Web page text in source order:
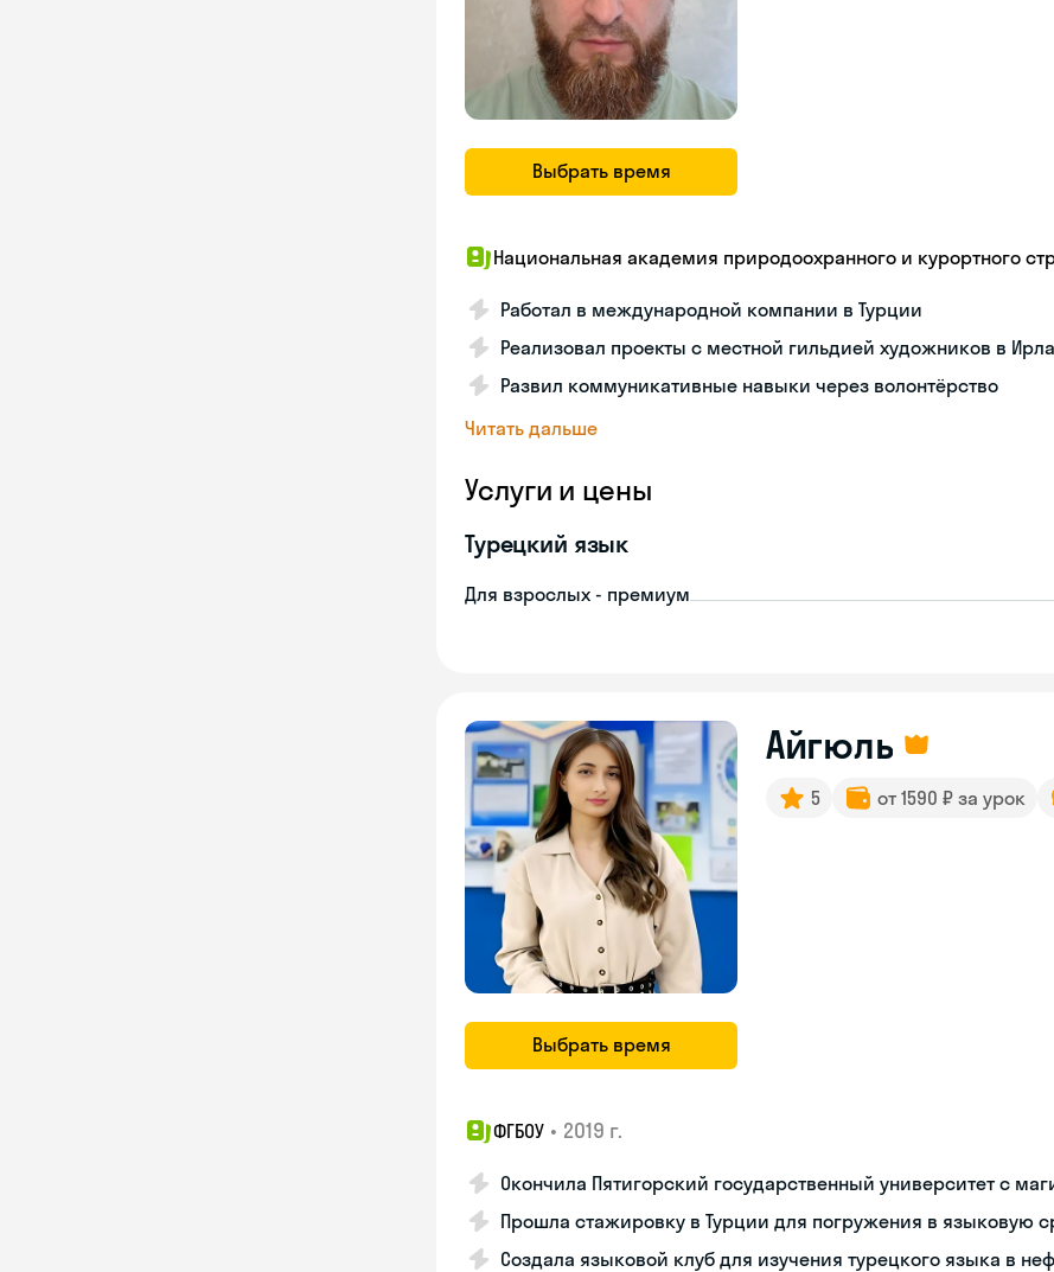
Выбрать время
Национальная академия природоохранного и курортного
Работал в международной компании в Турции
Реализовал проекты с местной гильдией художников в
Развил коммуникативные навыки через волонтёрство
Читать дальше
Услуги и цены
Турецкий язык
Для взрослых - премиум
Выбрать время
Айгюль
5 от 1590 ₽ за урок
ФГБОУ • 2019 г.
Окончила Пятигорский государственный университет с
Прошла стажировку в Турции для погружения в языковую
Создала языковой клуб для изучения турецкого языка в